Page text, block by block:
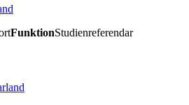
FunktionStudienreferendar